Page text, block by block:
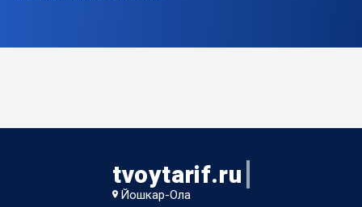
пер Некрасова
tvoytarif.ru
Йошкар-Ола